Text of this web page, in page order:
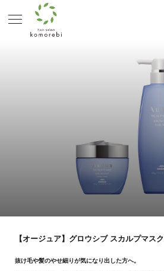
【オージュア】グロウシブ スカルプマスク
抜け毛や髪のやせ細りが気になり出した方へ。